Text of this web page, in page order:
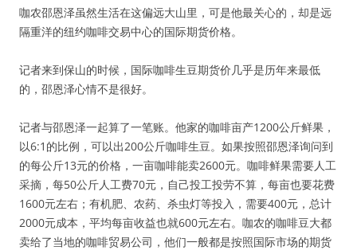
咖农邵恩泽虽然生活在这偏远大山里，可是他最关心的，却是远
隔重洋的纽约咖啡交易中心的国际期货价格。
记者来到保山的时候，国际咖啡生豆期货价几乎是历年来最低
的，邵恩泽心情不是很好。
记者与邵恩泽一起算了一笔账。他家的咖啡亩产1200公斤鲜果，
以6:1的比例，可以出200公斤咖啡生豆。如果按照邵恩泽询问到
的每公斤13元的价格，一亩咖啡能卖2600元。咖啡鲜果需要人工
采摘，每50公斤人工费70元，自己投工投劳不算，每亩也要花费
1600元左右；有机肥、农药、杀虫灯等投入，需要400元，总计
2000元成本，平均每亩收益也就600元左右。咖农的咖啡豆大都
卖给了当地的咖啡贸易公司，他们一般都是按照国际市场的期货